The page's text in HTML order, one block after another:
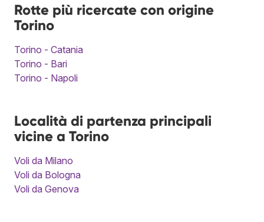
Rotte più ricercate con origine
Torino
Torino - Catania
Torino - Bari
Torino - Napoli
Località di partenza principali
vicine a Torino
Voli da Milano
Voli da Bologna
Voli da Genova